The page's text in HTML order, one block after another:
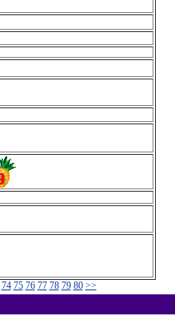
74 75 76 77 78 79 80 >>